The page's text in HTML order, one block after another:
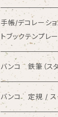
数字入りテンプレ
ひらがな入りテン
アルファベット入
円/楕円/アール入
手帳/デコレーショ
トブックテンプレー
バンコ ノートブッ
サイズ）
バンコ ルーラー
バンコ 鉄筆（スタ
バンコ 定規 / ス